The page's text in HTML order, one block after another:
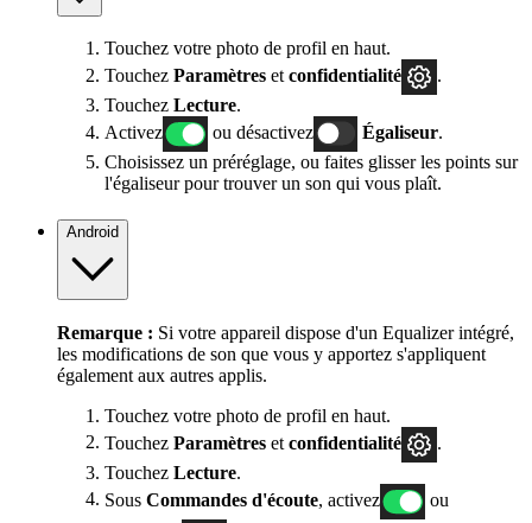
Touchez votre photo de profil en haut.
Touchez Paramètres et confidentialité
.
Touchez Lecture.
Activez
ou désactivez Égaliseur.
Choisissez un préréglage, ou faites glisser les points sur
l'égaliseur pour trouver un son qui vous plaît.
Android
Remarque : Si votre appareil dispose d'un Equalizer intégré,
les modifications de son que vous y apportez s'appliquent
également aux autres applis.
Touchez votre photo de profil en haut.
Touchez Paramètres et confidentialité
.
Touchez Lecture.
Sous Commandes d'écoute, activez
ou